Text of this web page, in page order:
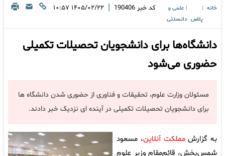
خانه
پلاس
علمی و
دانستنی
کد خبر 190406
| ۱۴۰۵/۰۲/۲۲ ۱۰:۵۷
دانشگاه‌ها برای دانشجویان تحصیلات تکمیلی
حضوری می‌شود
مسئولان وزارت علوم، تحقیقات و فناوری از حضوری شدن دانشگاه ها
برای دانشجویان تحصیلات تکمیلی در آینده ای نزدیک خبر دادند.
به گزارشمملکت آنلاین، مسعود
شمس‌بخش، قائم‌مقام وزیر علوم